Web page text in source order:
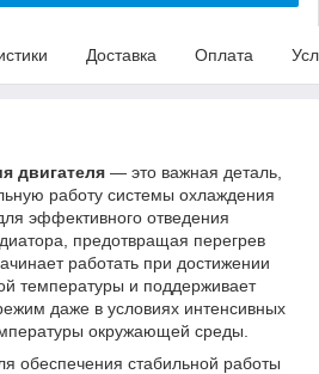
Доставка Оплата
двигателя — это важная деталь,
работу системы охлаждения
эффективного отведения
предотвращая перегрев
работать при достижении
температуры и поддерживает
даже в условиях интенсивных
окружающей среды.
обеспечения стабильной работы